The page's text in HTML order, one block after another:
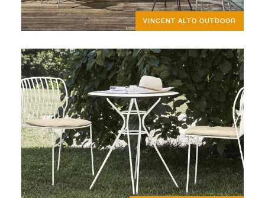
VINCENT ALTO OUTDOOR